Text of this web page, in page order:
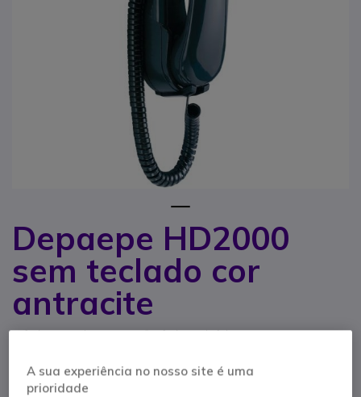
Depaepe HD2000
sem teclado cor
antracite
Referência produto: DEHDA // Referência de fabricante: PA200A
5 de 1 Avaliações
Saltar para o início da Galeria de imagens
A sua experiência no nosso site é uma
prioridade